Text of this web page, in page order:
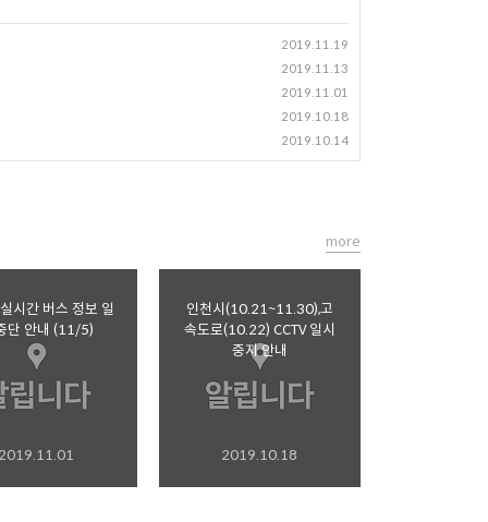
2019.11.19
2019.11.13
2019.11.01
2019.10.18
2019.10.14
시간 버스 정보 일
단 안내 (11/5)
인천시(10.21~11.30),고
속도로(10.22) CCTV 일시
중지 안내
2019.10.18
more